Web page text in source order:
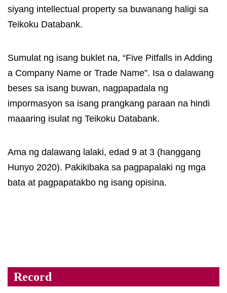
siyang intellectual property sa buwanang haligi sa
Teikoku Databank.
Sumulat ng isang buklet na, “Five Pitfalls in Adding
a Company Name or Trade Name”. Isa o dalawang
beses sa isang buwan, nagpapadala ng
impormasyon sa isang prangkang paraan na hindi
maaaring isulat ng Teikoku Databank.
Ama ng dalawang lalaki, edad 9 at 3 (hanggang
Hunyo 2020). Pakikibaka sa pagpapalaki ng mga
bata at pagpapatakbo ng isang opisina.
Record